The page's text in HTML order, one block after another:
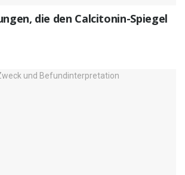
die den Calcitonin-Spiegel